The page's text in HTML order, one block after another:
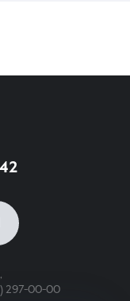
297-00-00